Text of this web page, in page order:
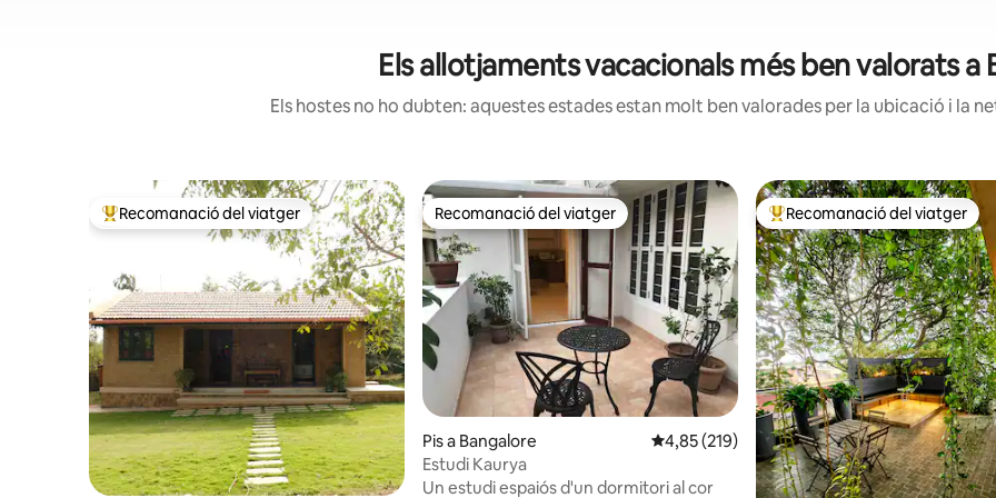
Els allotjaments vacacionals més ben valorats a
Els hostes no ho dubten: aquestes estades estan molt ben valorades per la ubicació i la
Principals recomanacions dels viatgers
Recomanació del viatger Recomanació del viatger
Recomanació del viatger
Pis a Bangalore 4,85 de puntuació mitjana d'un total de 5; 219
4,85 (219)
Estudi Kaurya
Un estudi espaiós d'un dormitori al cor
Principals recomanacions dels
Recomanació del viatger